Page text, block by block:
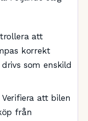
att
korrekt
som enskild
Verifiera att bilen
från